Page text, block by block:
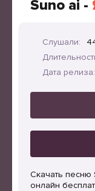
Suno ai -
Слушали:
Дата релиза:
Скачать песню
онлайн